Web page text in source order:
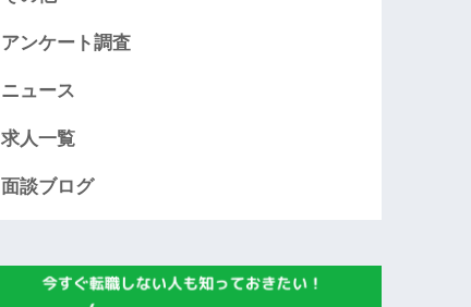
アンケート調査
ニュース
求人一覧
面談ブログ